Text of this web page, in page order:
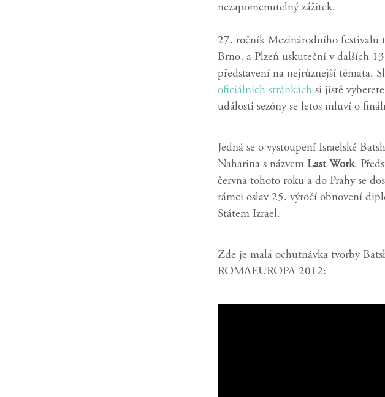
nezapomenutelný zážitek.
27. ročník Mezinárodního festivalu
Brno, a Plzeň uskuteční v dalších
představení na nejrůznejší témata.
oficiálních stránkáchsi jistě
události sezóny se letos mluví o
Jedná se o vystoupení Israelské
Naharina s názvem Last Work.
června tohoto roku a do Prahy se
rámci oslav 25. výročí obnovení
Státem Izrael.
Zde je malá ochutnávka tvorby
ROMAEUROPA 2012: